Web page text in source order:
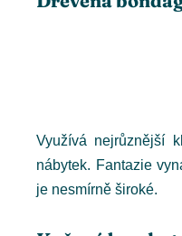
Využívá nejrůznější
nábytek. Fantazie
je nesmírně široké.